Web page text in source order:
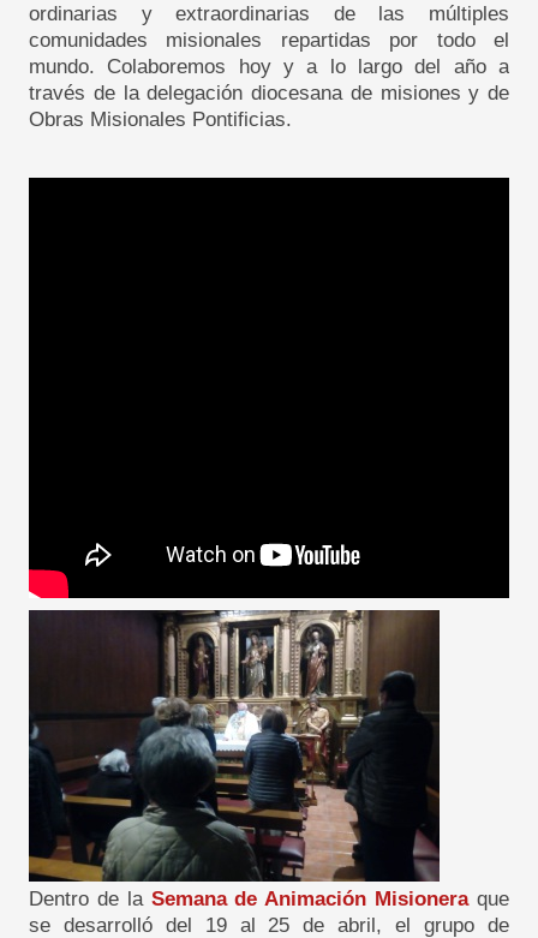
ordinarias y extraordinarias de las múltiples
comunidades misionales repartidas por todo el
mundo. Colaboremos hoy y a lo largo del año a
través de la delegación diocesana de misiones y de
Obras Misionales Pontificias.
Dentro de la Semana de Animación Misioneraque
se desarrolló del 19 al 25 de abril, el grupo de